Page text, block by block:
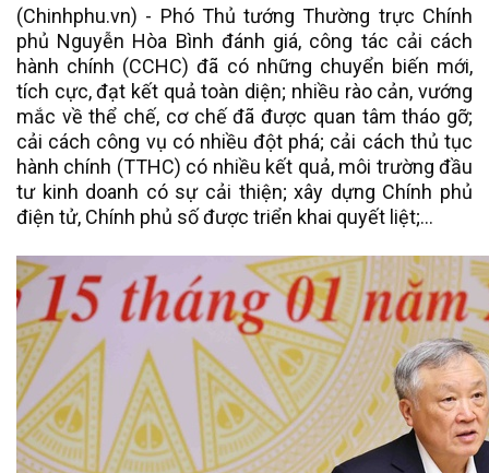
(Chinhphu.vn) - Phó Thủ tướng Thường trực Chính
phủ Nguyễn Hòa Bình đánh giá, công tác cải cách
hành chính (CCHC) đã có những chuyển biến mới,
tích cực, đạt kết quả toàn diện; nhiều rào cản, vướng
mắc về thể chế, cơ chế đã được quan tâm tháo gỡ;
cải cách công vụ có nhiều đột phá; cải cách thủ tục
hành chính (TTHC) có nhiều kết quả, môi trường đầu
tư kinh doanh có sự cải thiện; xây dựng Chính phủ
điện tử, Chính phủ số được triển khai quyết liệt;…